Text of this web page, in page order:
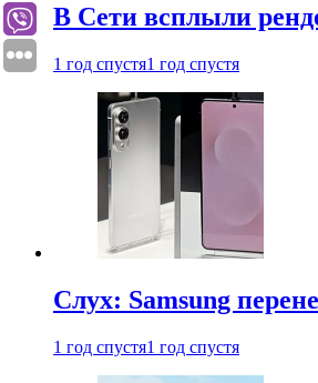
В Сети всплыли
1 год спустя1 год спустя
Слух: Samsung
1 год спустя1 год спустя